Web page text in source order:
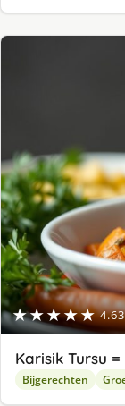
★★★★★
Karisik Tursu
Bijgerechten